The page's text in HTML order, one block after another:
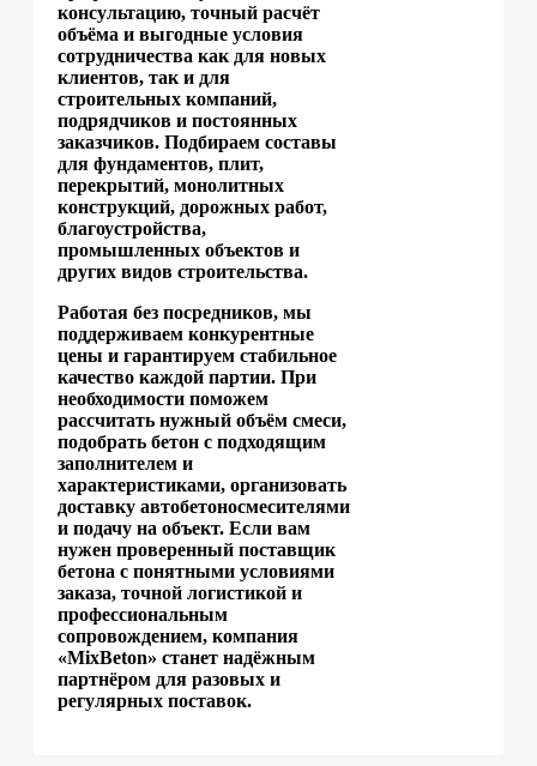
консультацию, точный расчёт
объёма и выгодные условия
сотрудничества как для новых
клиентов, так и для
строительных компаний,
подрядчиков и постоянных
заказчиков. Подбираем составы
для фундаментов, плит,
перекрытий, монолитных
конструкций, дорожных работ,
благоустройства,
промышленных объектов и
других видов строительства.
Работая без посредников, мы
поддерживаем конкурентные
цены и гарантируем стабильное
качество каждой партии. При
необходимости поможем
рассчитать нужный объём смеси,
подобрать бетон с подходящим
заполнителем и
характеристиками, организовать
доставку автобетоносмесителями
и подачу на объект. Если вам
нужен проверенный поставщик
бетона с понятными условиями
заказа, точной логистикой и
профессиональным
сопровождением, компания
«MixBeton» станет надёжным
партнёром для разовых и
регулярных поставок.